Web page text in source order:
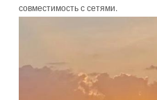
совместимость с сетями.